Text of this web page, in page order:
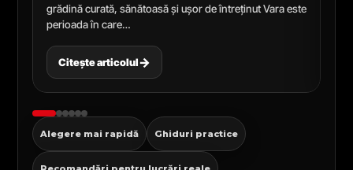
grădină curată, sănătoasă și ușor de întreținut Vara este
perioada în care…
Citește articolul→
Alegere mai rapidă Ghiduri practice